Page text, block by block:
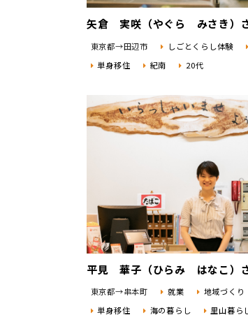
矢倉 実咲（やぐら みさき）
東京都→田辺市 しごとくらし体験
単身移住
紀南 20代
平見 華子（ひらみ はなこ）
東京都→串本町 就業 地域づくり
単身移住
海の暮らし 里山暮ら